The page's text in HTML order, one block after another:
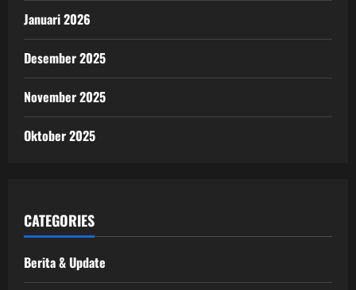
Januari 2026
Desember 2025
November 2025
Oktober 2025
CATEGORIES
Berita & Update